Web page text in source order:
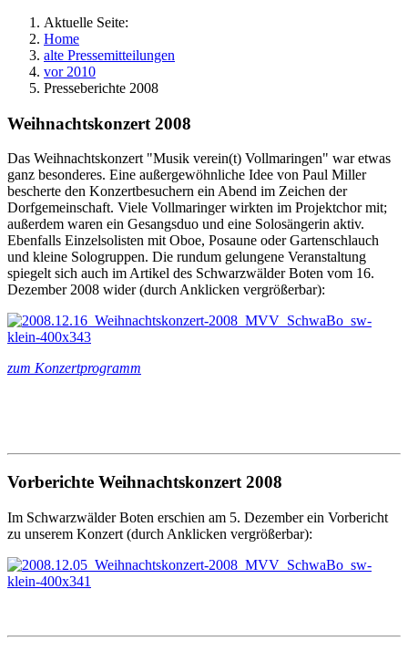
Aktuelle Seite:
Home
alte Pressemitteilungen
vor 2010
Presseberichte 2008
Weihnachtskonzert 2008
Das Weihnachtskonzert "Musik verein(t) Vollmaringen" war etwas
ganz besonderes. Eine außergewöhnliche Idee von Paul Miller
bescherte den Konzertbesuchern ein Abend im Zeichen der
Dorfgemeinschaft. Viele Vollmaringer wirkten im Projektchor mit;
außerdem waren ein Gesangsduo und eine Solosängerin aktiv.
Ebenfalls Einzelsolisten mit Oboe, Posaune oder Gartenschlauch
und kleine Sologruppen. Die rundum gelungene Veranstaltung
spiegelt sich auch im Artikel des Schwarzwälder Boten vom 16.
Dezember 2008 wider (durch Anklicken vergrößerbar):
zum Konzertprogramm
Vorberichte Weihnachtskonzert 2008
Im Schwarzwälder Boten erschien am 5. Dezember ein Vorbericht
zu unserem Konzert (durch Anklicken vergrößerbar):